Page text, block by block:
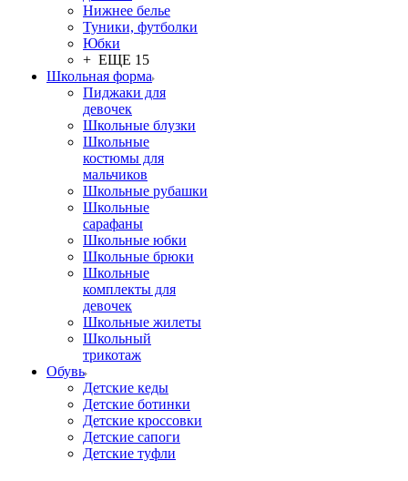
Нижнее белье
Туники, футболки
Юбки
+ ЕЩЕ 15
Школьная форма
Пиджаки для
девочек
Школьные блузки
Школьные
костюмы для
мальчиков
Школьные рубашки
Школьные
сарафаны
Школьные юбки
Школьные брюки
Школьные
комплекты для
девочек
Школьные жилеты
Школьный
трикотаж
Обувь
Детские кеды
Детские ботинки
Детские кроссовки
Детские сапоги
Детские туфли